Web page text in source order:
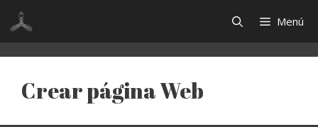
Saltar
contenido
Menú
Crear página Web